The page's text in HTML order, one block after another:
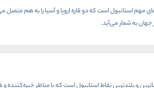
مهم استانبول است که دو قاره اروپا و آسیا را به هم
جهان به شمار می‌آید.
و بلندترین نقاط استانبول است که با مناظر